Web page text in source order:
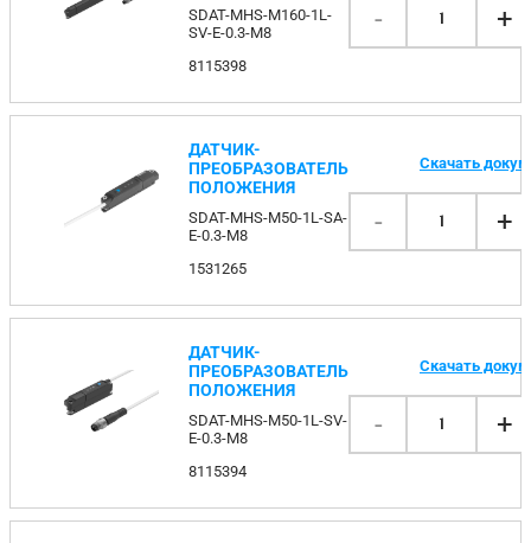
SDAT-MHS-M160-1L-
SV-E-0.3-M8
8115398
- 1 +
ДАТЧИК-
ПРЕОБРАЗОВАТЕЛЬ
ПОЛОЖЕНИЯ
SDAT-MHS-M50-1L-SA-
E-0.3-M8
1531265
Скачать
- 1 +
ДАТЧИК-
ПРЕОБРАЗОВАТЕЛЬ
ПОЛОЖЕНИЯ
SDAT-MHS-M50-1L-SV-
E-0.3-M8
8115394
Скачать
- 1 +